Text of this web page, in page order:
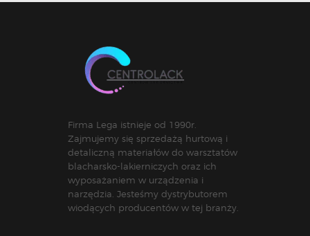
Firma Lega istnieje od 1990r.
Zajmujemy się sprzedażą hurtową i
detaliczną materiałów do warsztatów
blacharsko-lakierniczych oraz ich
wyposażaniem w urządzenia i
narzędzia. Jesteśmy dystrybutorem
wiodących producentów w tej branży.